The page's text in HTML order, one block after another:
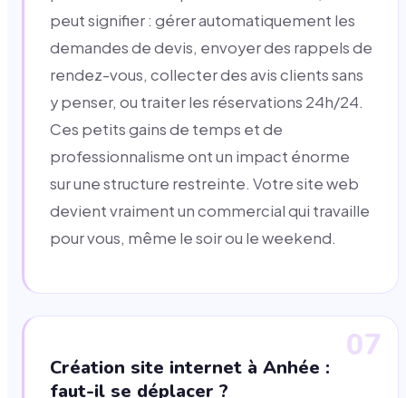
peut signifier : gérer automatiquement les
demandes de devis, envoyer des rappels de
rendez-vous, collecter des avis clients sans
y penser, ou traiter les réservations 24h/24.
Ces petits gains de temps et de
professionnalisme ont un impact énorme
sur une structure restreinte. Votre site web
devient vraiment un commercial qui travaille
pour vous, même le soir ou le weekend.
07
Création site internet à Anhée :
faut-il se déplacer ?